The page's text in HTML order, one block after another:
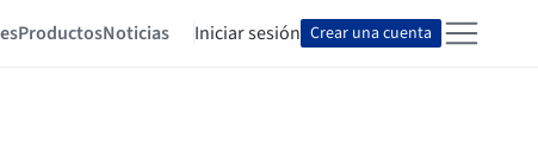
ProductosNoticias Iniciar sesión Crear una cuenta